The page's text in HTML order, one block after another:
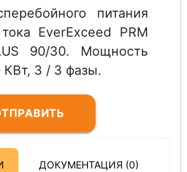
питания
EverExceed PRM
90/30. Мощность
КВт, 3 / 3 фазы.
ЗАПРОС
ДОКУМЕНТАЦИЯ (0)